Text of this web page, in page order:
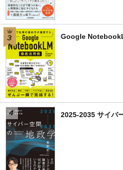
Google
2025-2035 サイバ